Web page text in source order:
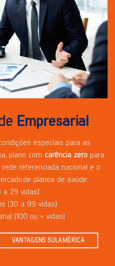
Empresarial
especiais para as
plano com carência zero para
referenciada nacional e o
planos de saúde:
a 29 vidas)
(30 a 99 vidas)
(100 ou + vidas)
VANTAGENS SULAMÉRICA